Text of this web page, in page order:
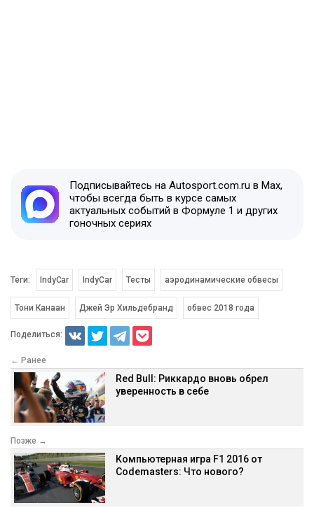
Подписывайтесь на Autosport.com.ru в Max,
чтобы всегда быть в курсе самых
актуальных событий в Формуле 1 и других
гоночных сериях
Теги: IndyCar IndyCar Тесты аэродинамические обвесы
Тони Канаан Джей Эр Хильдебранд обвес 2018 года
Поделиться:
← Ранее
Red Bull: Риккардо вновь обрел
уверенность в себе
Позже →
Компьютерная игра F1 2016 от
Codemasters: Что нового?